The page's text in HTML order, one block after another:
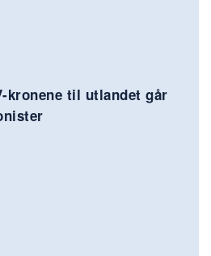
kronene til utlandet går